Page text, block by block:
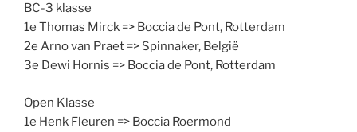
BC-3 klasse
1e Thomas Mirck => Boccia de Pont, Rotterdam
2e Arno van Praet => Spinnaker, België
3e Dewi Hornis => Boccia de Pont, Rotterdam
Open Klasse
1e Henk Fleuren => Boccia Roermond